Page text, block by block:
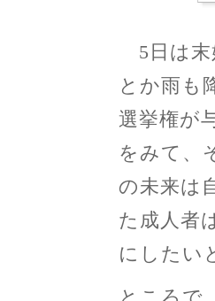
5日は末
とか雨も
選挙権が
をみて、
の未来は
た成人者
にしたい